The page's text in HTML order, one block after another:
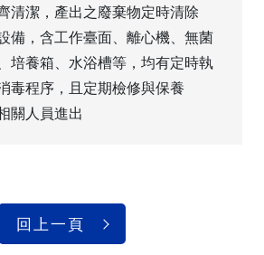
清潔，產出之廢棄物定時清除
備，含工作臺面、離心機、無菌
培養箱、水浴槽等，均有定時執
毒程序，且定期檢修與保養
關人員進出
回上一頁